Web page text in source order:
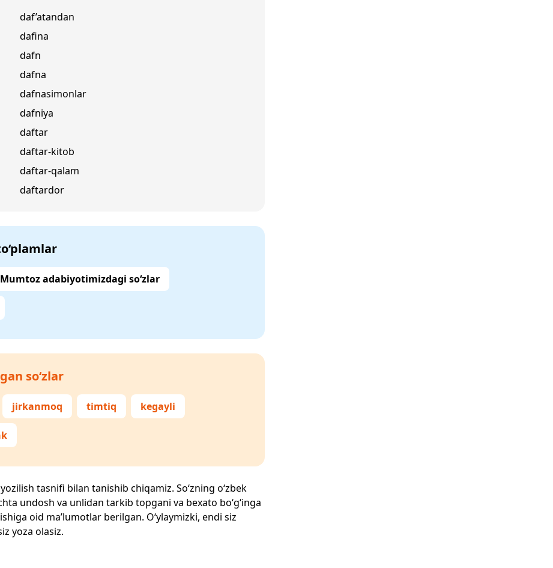
daf’atandan
dafina
dafn
dafna
dafnasimonlar
dafniya
daftar
daftar-kitob
daftar-qalam
daftardor
Mumtoz adabiyotimizdagi so‘zlar
so‘zlar
jirkanmoq timtiq kegayli
tasnifi bilan tanishib chiqamiz. So‘zning o‘zbek
undosh va unlidan tarkib topgani va bexato bo‘g‘inga
oid ma’lumotlar berilgan. O‘ylaymizki, endi siz
yoza olasiz.